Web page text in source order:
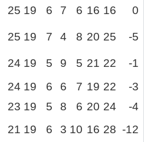
25 19 6 7 6 16 16 0
25 19 7 4 8 20 25 -5
24 19 5 9 5 21 22
-1
24 19 6 6 7 19 22
-3
23 19 5 8 6 20 24
-4
21 19 6 3 10 16 28 -12